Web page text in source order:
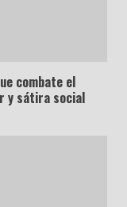
combate el
y sátira social